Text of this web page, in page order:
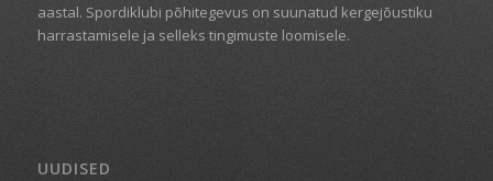
aastal. Spordiklubi põhitegevus on suunatud kergejõustiku
harrastamisele ja selleks tingimuste loomisele.
UUDISED